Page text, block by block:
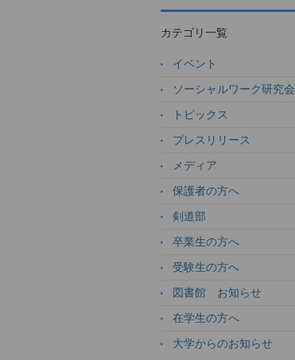
カテゴリ一覧
イベント
ソーシャルワーク研究会
トピックス
プレスリリース
メディア
保護者の方へ
剣道部
卒業生の方へ
受験生の方へ
図書館 お知らせ
在学生の方へ
大学からのお知らせ